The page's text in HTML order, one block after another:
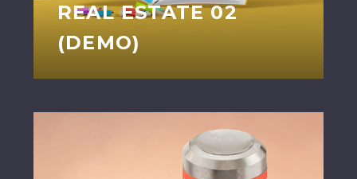
REAL ESTATE 02
(DEMO)